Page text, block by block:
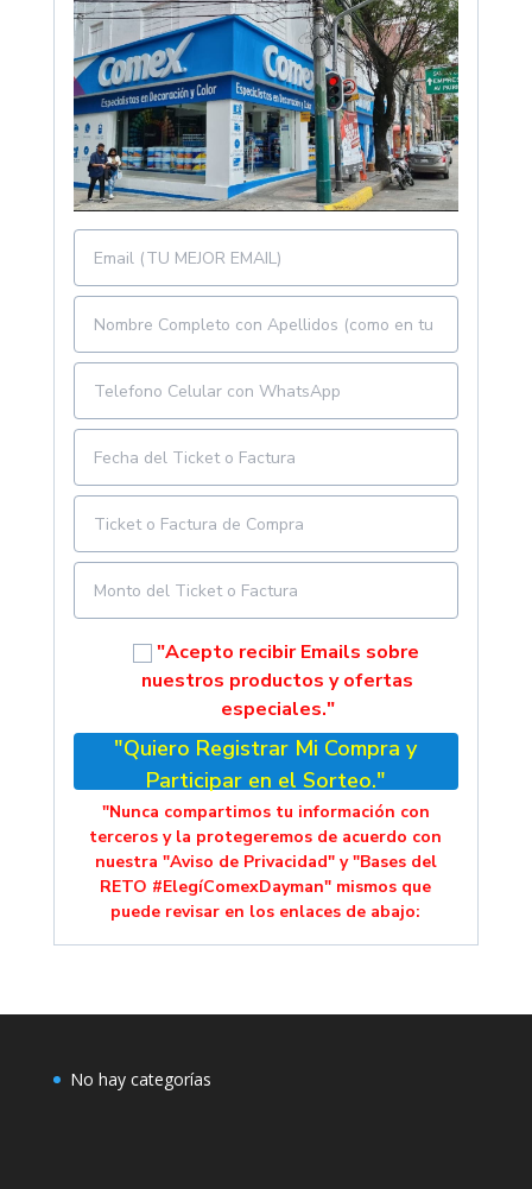
"Acepto recibir Emails sobre
nuestros productos y ofertas
especiales."
"Quiero Registrar Mi Compra y
Participar en el Sorteo."
"Nunca compartimos tu información con
terceros y la protegeremos de acuerdo con
nuestra "Aviso de Privacidad" y "Bases del
RETO #ElegíComexDayman" mismos que
puede revisar en los enlaces de abajo:
No hay categorías